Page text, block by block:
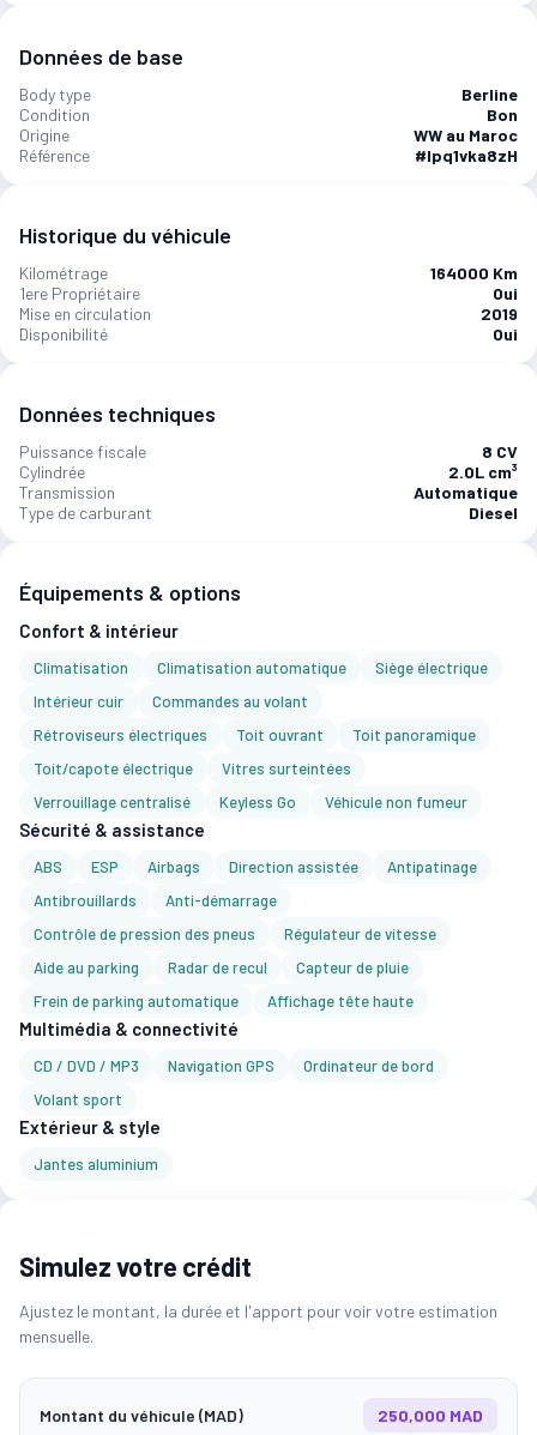
Données de base
Body type
Berline
Condition
Bon
Origine
WW au Maroc
Référence
#Ipq1vka8zH
Historique du véhicule
Kilométrage
164000 Km
1ere Propriétaire
Oui
Mise en circulation
2019
Disponibilité
Oui
Données techniques
Puissance fiscale
8 CV
Cylindrée
2.0L cm³
Transmission
Automatique
Type de carburant
Diesel
Équipements & options
Confort & intérieur
Climatisation Climatisation automatique
Siège électrique
Intérieur cuir
Commandes au volant
Rétroviseurs électriques
Toit ouvrant
Toit panoramique
Toit/capote électrique
Vitres surteintées
Verrouillage centralisé
Keyless Go Véhicule non fumeur
Sécurité & assistance
ABS ESP Airbags Direction assistée
Antipatinage
Antibrouillards
Anti-démarrage
Contrôle de pression des pneus
Régulateur de vitesse
Aide au parking
Radar de recul
Capteur de pluie
Frein de parking automatique
Affichage tête haute
Multimédia & connectivité
CD / DVD / MP3 Navigation GPS
Ordinateur de bord
Volant sport
Extérieur & style
Jantes aluminium
Simulez votre crédit
Ajustez le montant, la durée et l'apport pour voir votre estimation
mensuelle.
Montant du véhicule (MAD) 250,000 MAD